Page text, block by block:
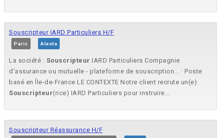
Souscripteur IARD Particuliers H/F
Paris Alenta
La société : Souscripteur IARD Particuliers Compagnie
d'assurance ou mutuelle - plateforme de souscription... · Poste
basé en Île-de-France LE CONTEXTE Notre client recrute un(e)
Souscripteur(rice) IARD Particuliers pour instruire...
Souscripteur Réassurance H/F